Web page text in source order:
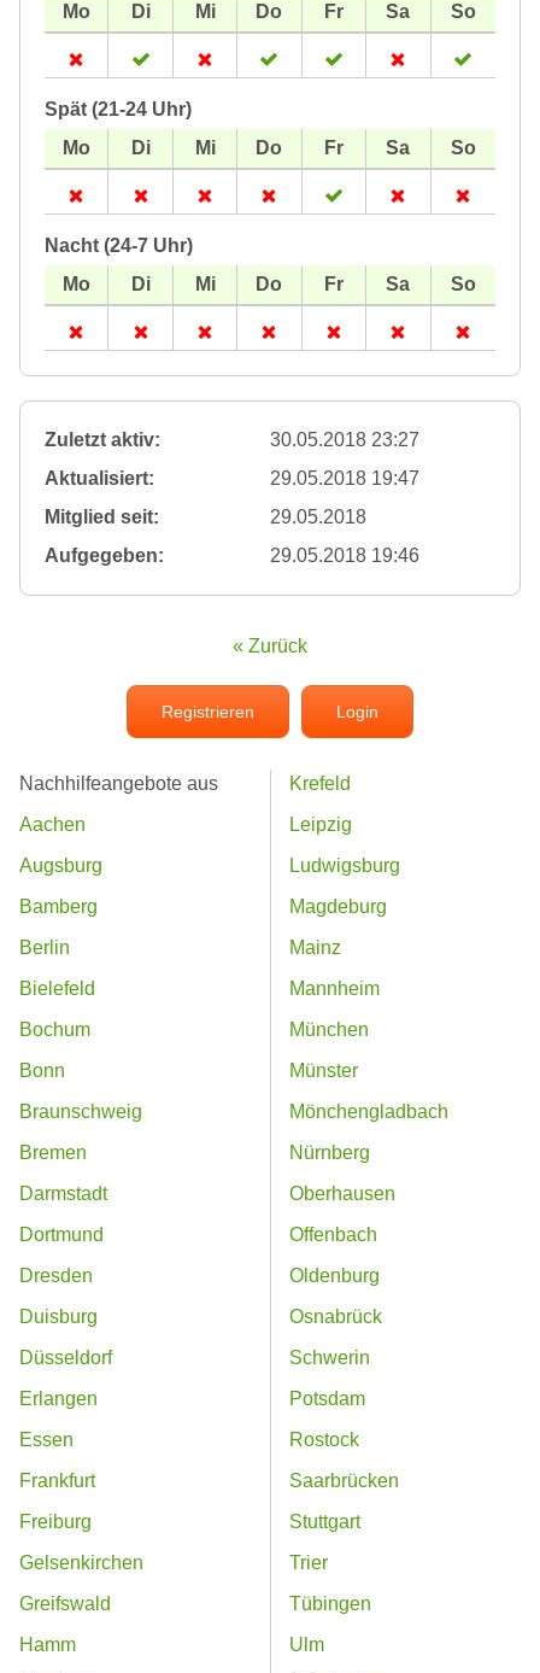
Spät (21-24 Uhr)
Nacht (24-7 Uhr)
Zuletzt aktiv:
30.05.2018 23:27
Aktualisiert:
29.05.2018 19:47
Mitglied seit:
29.05.2018
Aufgegeben:
29.05.2018 19:46
« Zurück
Registrieren Login
Nachhilfeangebote aus
Aachen
Augsburg
Bamberg
Berlin
Bielefeld
Bochum
Bonn
Braunschweig
Bremen
Darmstadt
Dortmund
Dresden
Duisburg
Düsseldorf
Erlangen
Essen
Frankfurt
Freiburg
Gelsenkirchen
Greifswald
Hamm
Krefeld
Leipzig
Ludwigsburg
Magdeburg
Mainz
Mannheim
München
Münster
Mönchengladbach
Nürnberg
Oberhausen
Offenbach
Oldenburg
Osnabrück
Schwerin
Potsdam
Rostock
Saarbrücken
Stuttgart
Trier
Tübingen
Ulm